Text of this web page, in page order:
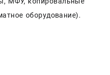
оборудование).